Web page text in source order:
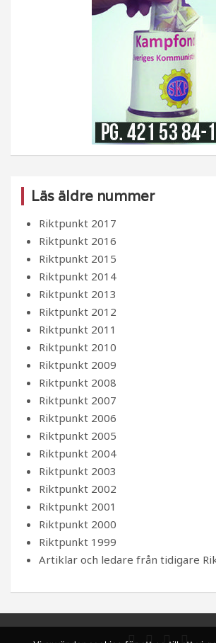
Läs äldre nummer
Riktpunkt 2017
Riktpunkt 2016
Riktpunkt 2015
Riktpunkt 2014
Riktpunkt 2013
Riktpunkt 2012
Riktpunkt 2011
Riktpunkt 2010
Riktpunkt 2009
Riktpunkt 2008
Riktpunkt 2007
Riktpunkt 2006
Riktpunkt 2005
Riktpunkt 2004
Riktpunkt 2003
Riktpunkt 2002
Riktpunkt 2001
Riktpunkt 2000
Riktpunkt 1999
Artiklar och ledare från tidigare